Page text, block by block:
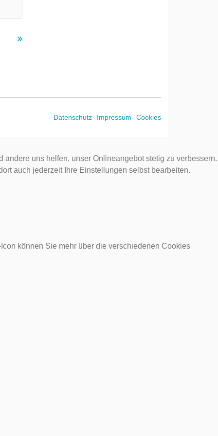
Datenschutz Impressum Cookies
uns helfen, unser Onlineangebot stetig zu verbessern.
auch jederzeit Ihre Einstellungen selbst bearbeiten.
können Sie mehr über die verschiedenen Cookies